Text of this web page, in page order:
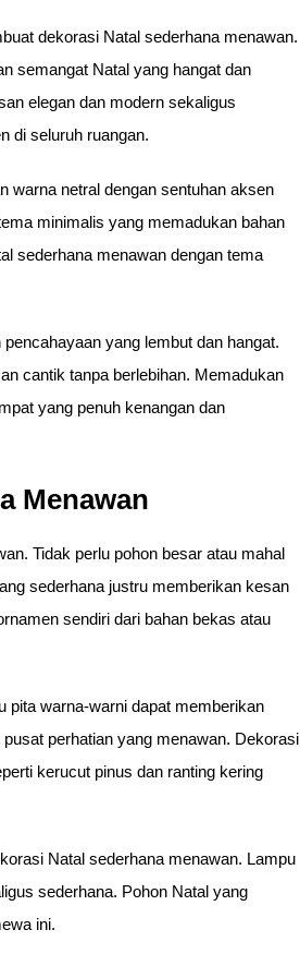
dekorasi Natal sederhana menawan.
semangat Natal yang hangat dan
elegan dan modern sekaligus
di seluruh ruangan.
warna netral dengan sentuhan aksen
minimalis yang memadukan bahan
sederhana menawan dengan tema
yang lembut dan hangat.
cantik tanpa berlebihan. Memadukan
yang penuh kenangan dan
Menawan
Tidak perlu pohon besar atau mahal
sederhana justru memberikan kesan
sendiri dari bahan bekas atau
pita warna-warni dapat memberikan
perhatian yang menawan. Dekorasi
kerucut pinus dan ranting kering
Natal sederhana menawan. Lampu
sederhana. Pohon Natal yang
ini.